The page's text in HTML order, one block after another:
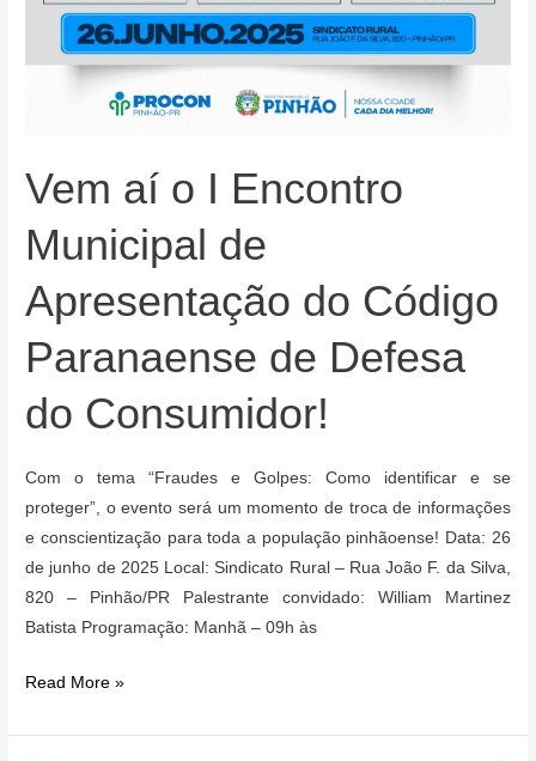
Vem aí o I Encontro
Municipal de
Apresentação do Código
Paranaense de Defesa
do Consumidor!
Com o tema “Fraudes e Golpes: Como identificar e se
proteger”, o evento será um momento de troca de informações
e conscientização para toda a população pinhãoense! Data: 26
de junho de 2025 Local: Sindicato Rural – Rua João F. da Silva,
820 – Pinhão/PR Palestrante convidado: William Martinez
Batista Programação: Manhã – 09h às
Vem
o
Read More »